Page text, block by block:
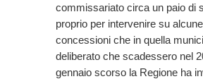
commissariato circa un paio di
proprio per intervenire su alcune
concessioni che in quella
deliberato che scadessero nel
gennaio scorso la Regione ha